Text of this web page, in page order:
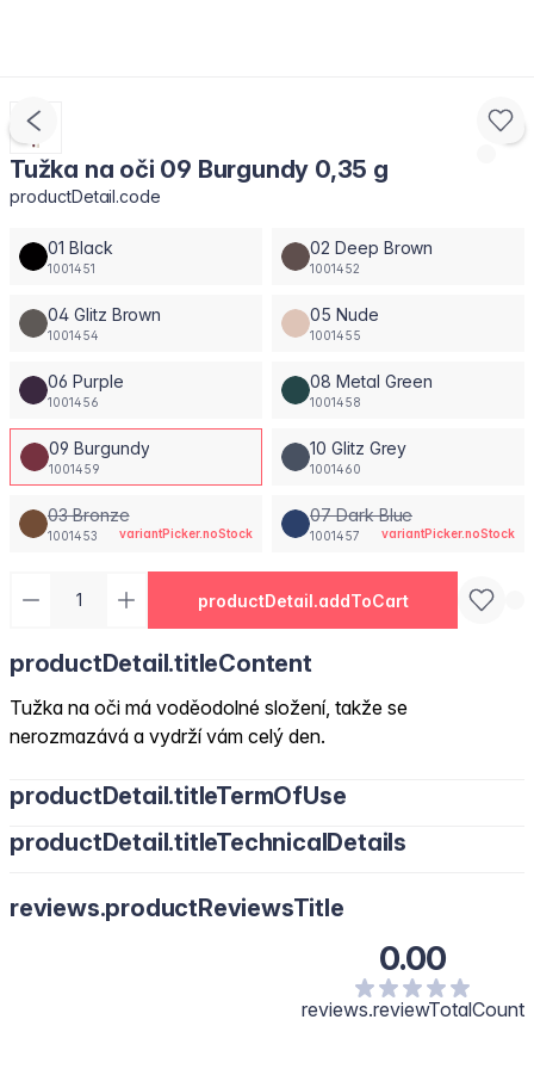
Tužka na oči 09 Burgundy 0,35 g
productDetail.code
01 Black
1001451
02 Deep Brown
1001452
04 Glitz Brown
1001454
05 Nude
1001455
06 Purple
1001456
08 Metal Green
1001458
09 Burgundy
1001459
10 Glitz Grey
1001460
03 Bronze
1001453 variantPicker.noStock
07 Dark Blue
1001457 variantPicker.noStock
productDetail.addToCart
productDetail.titleContent
Tužka na oči má voděodolné složení, takže se
nerozmazává a vydrží vám celý den.
productDetail.titleTermOfUse
productDetail.titleTechnicalDetails
reviews.productReviewsTitle
0.00
reviews.reviewTotalCount